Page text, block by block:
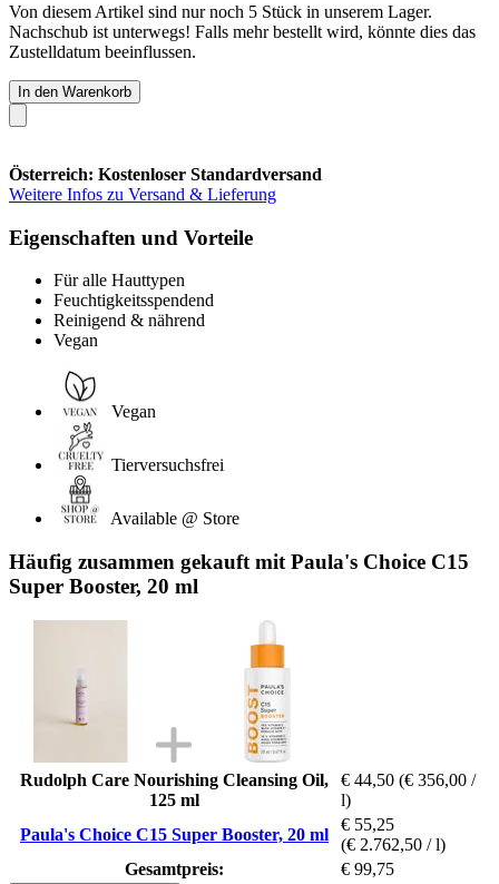
Von diesem Artikel sind nur noch 5 Stück in unserem Lager.
Nachschub ist unterwegs! Falls mehr bestellt wird, könnte dies das
Zustelldatum beeinflussen.
In den Warenkorb
Österreich: Kostenloser Standardversand
Weitere Infos zu Versand & Lieferung
Eigenschaften und Vorteile
Für alle Hauttypen
Feuchtigkeitsspendend
Reinigend & nährend
Vegan
Vegan
Tierversuchsfrei
Available @ Store
Häufig zusammen gekauft mit Paula's Choice C15
Super Booster, 20 ml
Rudolph Care Nourishing Cleansing Oil,
125 ml
€ 44,50 (€ 356,00 /
l)
Paula's Choice C15 Super Booster, 20 ml
€ 55,25
(€ 2.762,50 / l)
Gesamtpreis:
€ 99,75